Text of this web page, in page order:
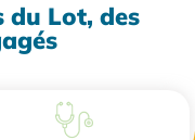
du Lot, des